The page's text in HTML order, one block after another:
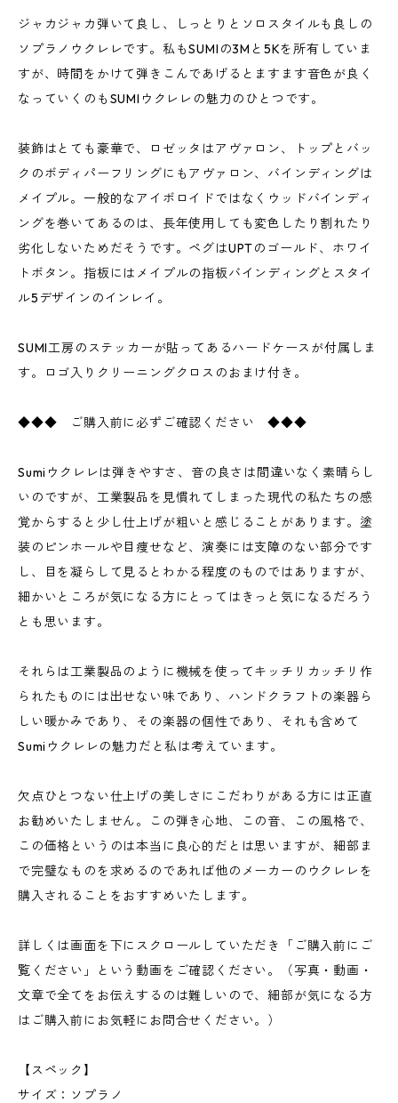
ジャカジャカ弾いて良し、しっとりとソロスタイルも良しの
ソプラノウクレレです。私もSUMIの3Mと5Kを所有していま
すが、時間をかけて弾きこんであげるとますます音色が良く
なっていくのもSUMIウクレレの魅力のひとつです。
装飾はとても豪華で、ロゼッタはアヴァロン、トップとバッ
クのボディパーフリングにもアヴァロン、バインディングは
メイプル。一般的なアイボロイドではなくウッドバインディ
ングを巻いてあるのは、長年使用しても変色したり割れたり
劣化しないためだそうです。ペグはUPTのゴールド、ホワイ
トボタン。指板にはメイプルの指板バインディングとスタイ
ル5デザインのインレイ。
SUMI工房のステッカーが貼ってあるハードケースが付属しま
す。ロゴ入りクリーニングクロスのおまけ付き。
◆◆◆ ご購入前に必ずご確認ください ◆◆◆
Sumiウクレレは弾きやすさ、音の良さは間違いなく素晴らし
いのですが、工業製品を見慣れてしまった現代の私たちの感
覚からすると少し仕上げが粗いと感じることがあります。塗
装のピンホールや目痩せなど、演奏には支障のない部分です
し、目を凝らして見るとわかる程度のものではありますが、
細かいところが気になる方にとってはきっと気になるだろう
とも思います。
それらは工業製品のように機械を使ってキッチリカッチリ作
られたものには出せない味であり、ハンドクラフトの楽器ら
しい暖かみであり、その楽器の個性であり、それも含めて
Sumiウクレレの魅力だと私は考えています。
欠点ひとつない仕上げの美しさにこだわりがある方には正直
お勧めいたしません。この弾き心地、この音、この風格で、
この価格というのは本当に良心的だとは思いますが、細部ま
で完璧なものを求めるのであれば他のメーカーのウクレレを
購入されることをおすすめいたします。
詳しくは画面を下にスクロールしていただき「ご購入前にご
覧ください」という動画をご確認ください。（写真・動画・
文章で全てをお伝えするのは難しいので、細部が気になる方
はご購入前にお気軽にお問合せください。）
【スペック】
サイズ：ソプラノ